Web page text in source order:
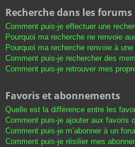
Recherche dans les forums
Comment puis-je effectuer une
Pourquoi ma recherche ne renvoie
Pourquoi ma recherche renvoie à
Comment puis-je rechercher des
Comment puis-je retrouver mes
Favoris et abonnements
Quelle est la différence entre les
Comment puis-je ajouter aux favoris
Comment puis-je m’abonner à un
Comment puis-je résilier mes